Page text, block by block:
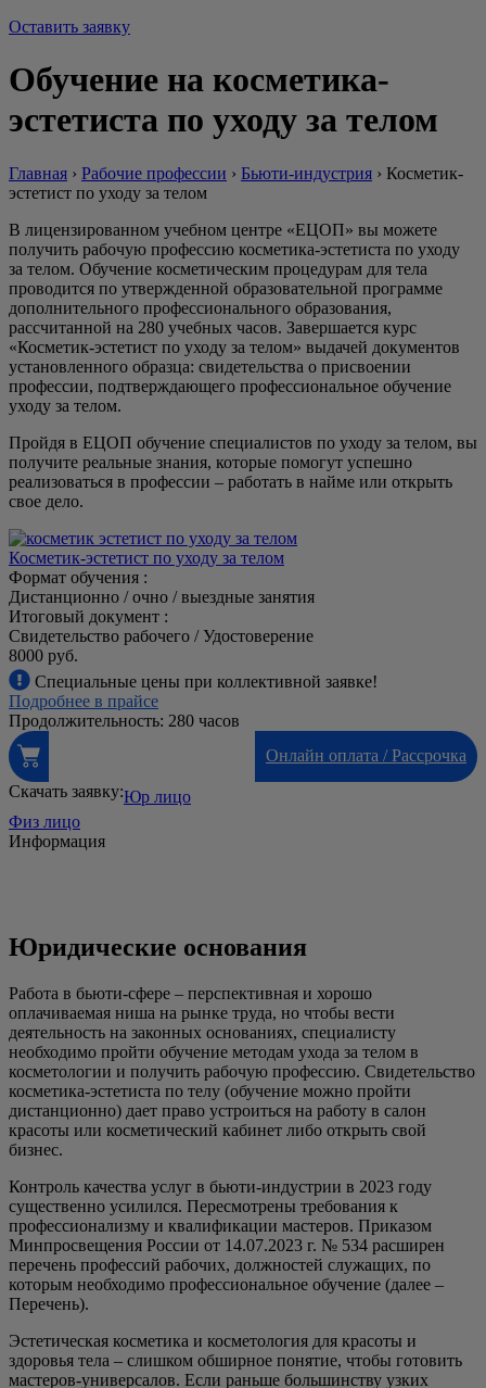
Оставить заявку
Обучение на косметика-
эстетиста по уходу за телом
Главная › Рабочие профессии › Бьюти-индустрия › Косметик-
эстетист по уходу за телом
В лицензированном учебном центре «ЕЦОП» вы можете
получить рабочую профессию косметика-эстетиста по уходу
за телом. Обучение косметическим процедурам для тела
проводится по утвержденной образовательной программе
дополнительного профессионального образования,
рассчитанной на 280 учебных часов. Завершается курс
«Косметик-эстетист по уходу за телом» выдачей документов
установленного образца: свидетельства о присвоении
профессии, подтверждающего профессиональное обучение
уходу за телом.
Пройдя в ЕЦОП обучение специалистов по уходу за телом, вы
получите реальные знания, которые помогут успешно
реализоваться в профессии – работать в найме или открыть
свое дело.
Косметик-эстетист по уходу за телом
Формат обучения :
Дистанционно / очно / выездные занятия
Итоговый документ :
Свидетельство рабочего / Удостоверение
8000 руб.
Специальные цены при коллективной заявке!
Подробнее в прайсе
Продолжительность: 280 часов
Онлайн оплата / Рассрочка
Скачать заявку:Юр лицо
Физ лицо
Информация
Юридические основания
Работа в бьюти-сфере – перспективная и хорошо
оплачиваемая ниша на рынке труда, но чтобы вести
деятельность на законных основаниях, специалисту
необходимо пройти обучение методам ухода за телом в
косметологии и получить рабочую профессию. Свидетельство
косметика-эстетиста по телу (обучение можно пройти
дистанционно) дает право устроиться на работу в салон
красоты или косметический кабинет либо открыть свой
бизнес.
Контроль качества услуг в бьюти-индустрии в 2023 году
существенно усилился. Пересмотрены требования к
профессионализму и квалификации мастеров. Приказом
Минпросвещения России от 14.07.2023 г. № 534 расширен
перечень профессий рабочих, должностей служащих, по
которым необходимо профессиональное обучение (далее –
Перечень).
Эстетическая косметика и косметология для красоты и
здоровья тела – слишком обширное понятие, чтобы готовить
мастеров-универсалов. Если раньше большинству узких